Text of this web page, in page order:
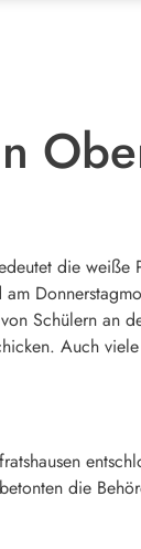
die weiße
Schülern an
Auch
die